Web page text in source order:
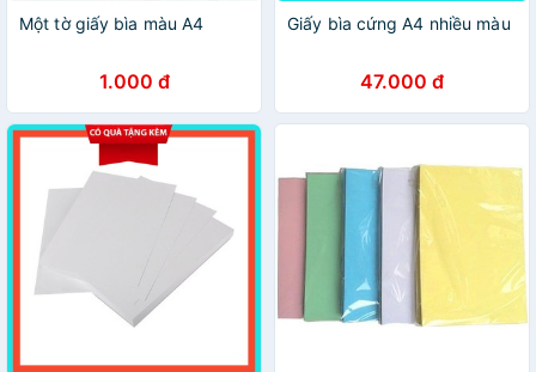
Một tờ giấy bìa màu A4
1.000 đ
Giấy bìa cứng A4 nhiều màu
47.000 đ